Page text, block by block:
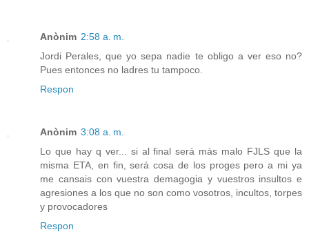
Anònim 2:58 a. m.
Jordi Perales, que yo sepa nadie te obligo a ver eso no?
Pues entonces no ladres tu tampoco.
Respon
Anònim 3:08 a. m.
Lo que hay q ver... si al final será más malo FJLS que la
misma ETA, en fin, será cosa de los proges pero a mi ya
me cansais con vuestra demagogia y vuestros insultos e
agresiones a los que no son como vosotros, incultos, torpes
y provocadores
Respon